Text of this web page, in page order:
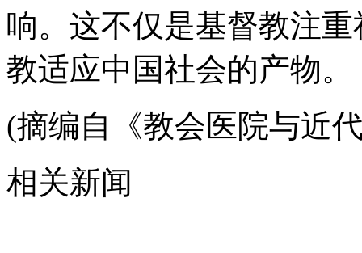
响。这不仅是基督教注
教适应中国社会的产物。
(摘编自《教会医院与近
相关新闻